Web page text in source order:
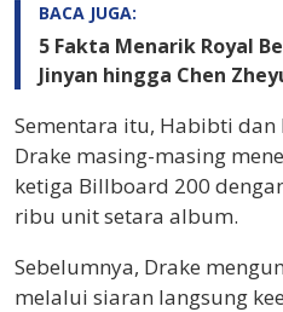
BACA JUGA:
5 Fakta Menarik Royal
Jinyan hingga Chen
Sementara itu, Habibti
Drake masing-masing
ketiga Billboard 200
ribu unit setara album.
Sebelumnya, Drake
melalui siaran langsung